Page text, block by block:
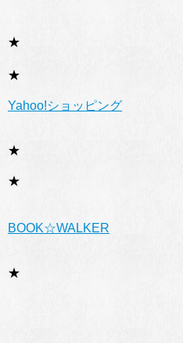
★
★
Yahoo!ショッピング
★
★
BOOK☆WALKER
★